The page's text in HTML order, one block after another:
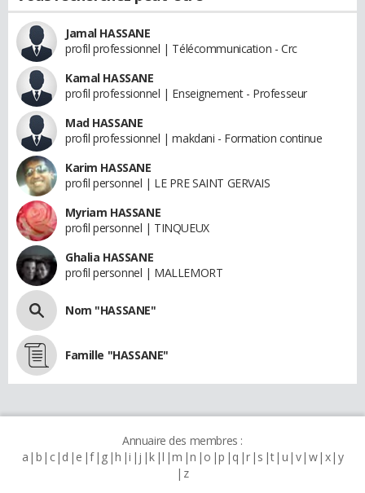
Jamal HASSANE
profil professionnel | Télécommunication - Crc
Kamal HASSANE
profil professionnel | Enseignement - Professeur
Mad HASSANE
profil professionnel | makdani - Formation continue
Karim HASSANE
profil personnel | LE PRE SAINT GERVAIS
Myriam HASSANE
profil personnel | TINQUEUX
Ghalia HASSANE
profil personnel | MALLEMORT
Nom "HASSANE"
Famille "HASSANE"
Annuaire des membres :
a b c d e f g h i j k l m n o p q r s t u v w x y
z